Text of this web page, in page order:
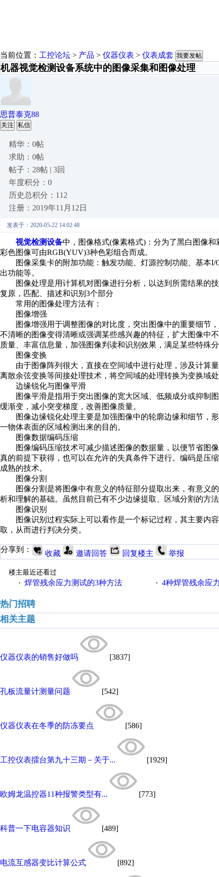
当前位置： 工控论坛 > 产品 > 仪器仪表 > 仪表成套 我要发帖
机器视觉检测设备系统中的图像采集和图像处理
思普泰克88
关注 私信
精华：0帖
求助：0帖
帖子：28帖 | 3回
年度积分：0
历史总积分：112
注册：2019年11月12日
发表于：2020-05-22 14:02:48
视觉检测设备中，图像格式(像素格式)：分为了黑白图像
彩色图像可由RGB(YUV)3种色彩组合而成。
图像采集卡的附加功能：触发功能、灯源控制功能、基本I/
出功能等。
图像处理是用计算机对图像进行分析，以达到所需结果的
复原，匹配、描述和识别3个部分
常用的图像处理方法有：
图像增强
图像增强用于调整图像的对比度，突出图像中的重要细节
不清晰的图像变得清晰或强调某些感兴趣的特征，扩大图像中
质量、丰富信息量，加强图像判读和识别效果，满足某些特殊
图像变换
由于图像阵列很大，直接在空间域中进行处理，涉及计算
离散余弦变换等间接处理技术，将空间域的处理转换为变换域
边缘锐化与图像平滑
图像平滑是指用于突出图像的宽大区域、低频成分或抑制
缓渐变，减小突变梯度，改善图像质量。
图像边缘锐化处理主要是加强图像中的轮廓边缘和细节，
一物体表面的区域检测出来的目的。
图像数据编码压缩
图像编码压缩技术可减少描述图像的数据量，以便节省图
真的前提下获得，也可以在允许的失真条件下进行。编码是压
成熟的技术。
图像分割
图像分割是将图像中有意义的特征部分提取出来，有意义
析和理解的基础。虽然目前已有不少边缘提取、区域分割的方
图像识别
图像识别过程实际上可以看作是一个标记过程，其主要内
取，从而进行判决分类。
分享到： 收藏 邀请回答 回复楼主 举报
楼主最近还看过
· 焊管残余应力测试的3种方法 · 4种焊管残余应
热门招聘
相关主题
仪器仪表的销售好做吗 [3837]
孔板流量计测量问题 [542]
仪器仪表在冬季的防冻要点 [586]
工控仪表擂台第九十三期－关于... [1929]
欧姆龙温控器11种报警类型有... [773]
科普一下电容器知识 [489]
电流互感器变比计算公式 [892]